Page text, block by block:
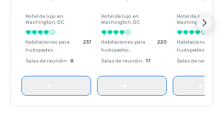
Hotel de lujo en
Washington, DC
Habitaciones para
huéspedes:
237
Salas de reunión: 8
Hotel de lujo en
Washington, DC
Habitaciones para
huéspedes:
220
Salas de reunión: 17
Hotel de lujo en
Washington
Habitaciones para
huéspedes
Salas de reunión